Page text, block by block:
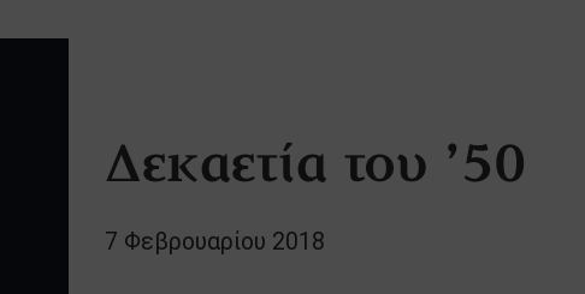
Δεκαετία του ’50
7 Φεβρουαρίου 2018